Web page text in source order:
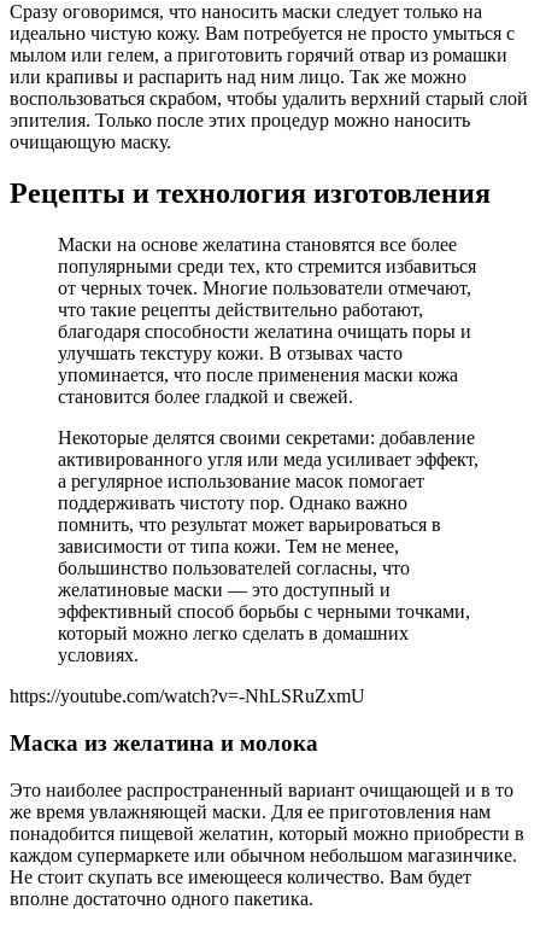
Сразу оговоримся, что наносить маски следует только на
идеально чистую кожу. Вам потребуется не просто умыться с
мылом или гелем, а приготовить горячий отвар из ромашки
или крапивы и распарить над ним лицо. Так же можно
воспользоваться скрабом, чтобы удалить верхний старый слой
эпителия. Только после этих процедур можно наносить
очищающую маску.
Рецепты и технология изготовления
Маски на основе желатина становятся все более
популярными среди тех, кто стремится избавиться
от черных точек. Многие пользователи отмечают,
что такие рецепты действительно работают,
благодаря способности желатина очищать поры и
улучшать текстуру кожи. В отзывах часто
упоминается, что после применения маски кожа
становится более гладкой и свежей.
Некоторые делятся своими секретами: добавление
активированного угля или меда усиливает эффект,
а регулярное использование масок помогает
поддерживать чистоту пор. Однако важно
помнить, что результат может варьироваться в
зависимости от типа кожи. Тем не менее,
большинство пользователей согласны, что
желатиновые маски — это доступный и
эффективный способ борьбы с черными точками,
который можно легко сделать в домашних
условиях.
https://youtube.com/watch?v=-NhLSRuZxmU
Маска из желатина и молока
Это наиболее распространенный вариант очищающей и в то
же время увлажняющей маски. Для ее приготовления нам
понадобится пищевой желатин, который можно приобрести в
каждом супермаркете или обычном небольшом магазинчике.
Не стоит скупать все имеющееся количество. Вам будет
вполне достаточно одного пакетика.